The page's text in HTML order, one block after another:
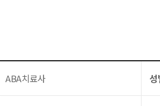
ABA치료사 성